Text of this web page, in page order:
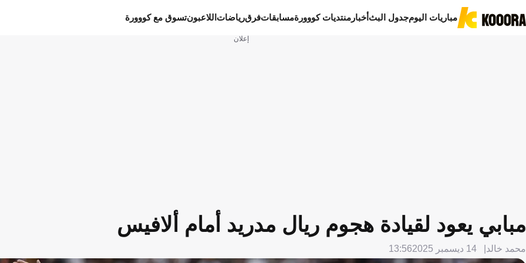
مباريات اليومجدول البثأخبار منتديات كووورةمسابقاتفرقرياضات اللاعبونتسوق مع كووورة
إعلان
مبابي يعود لقيادة هجوم ريال مدريد أمام ألافيس
محمد خالد 14 ديسمبر 2025 13:56